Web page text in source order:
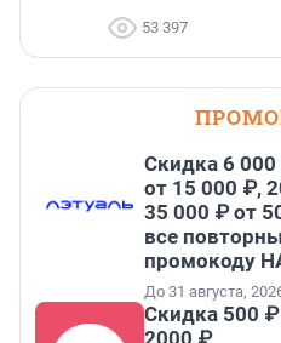
53 397
Скидка 6
от 15 000 ₽,
35 000 ₽ от
все
промокоду
До 31 августа,
Скидка 500